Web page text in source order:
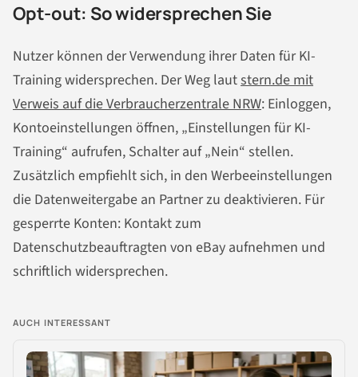
Opt-out: So widersprechen Sie
Nutzer können der Verwendung ihrer Daten für KI-
Training widersprechen. Der Weg lautstern.de mit
Verweis auf die Verbraucherzentrale NRW: Einloggen,
Kontoeinstellungen öffnen, „Einstellungen für KI-
Training“ aufrufen, Schalter auf „Nein“ stellen.
Zusätzlich empfiehlt sich, in den Werbeeinstellungen
die Datenweitergabe an Partner zu deaktivieren. Für
gesperrte Konten: Kontakt zum
Datenschutzbeauftragten von eBay aufnehmen und
schriftlich widersprechen.
AUCH INTERESSANT